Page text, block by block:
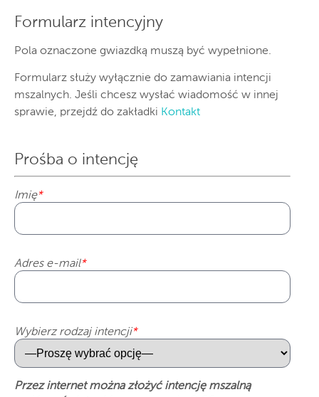
Formularz intencyjny
Pola oznaczone gwiazdką muszą być wypełnione.
Formularz służy wyłącznie do zamawiania intencji
mszalnych. Jeśli chcesz wysłać wiadomość w innej
sprawie, przejdź do zakładki Kontakt
Prośba o intencję
Imię*
Adres e-mail*
Wybierz rodzaj intencji*
Przez internet można złożyć intencję mszalną